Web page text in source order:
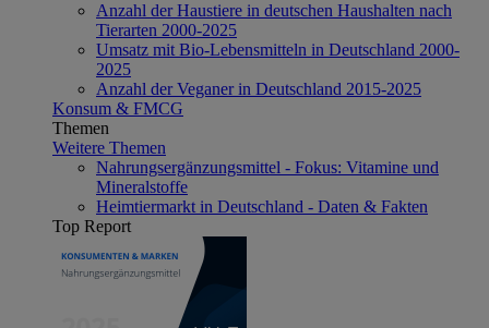
Anzahl der Haustiere in deutschen Haushalten nach
Tierarten 2000-2025
Umsatz mit Bio-Lebensmitteln in Deutschland 2000-
2025
Anzahl der Veganer in Deutschland 2015-2025
Konsum & FMCG
Themen
Weitere Themen
Nahrungsergänzungsmittel - Fokus: Vitamine und
Mineralstoffe
Heimtiermarkt in Deutschland - Daten & Fakten
Top Report